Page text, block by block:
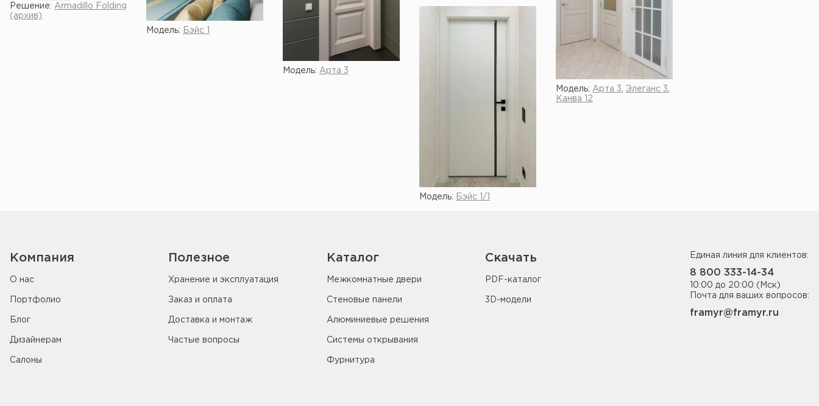
Решение: Armadillo Folding
(архив)
Модель: Бэйс 1
Модель: Арта 3
Модель: Арта 3 Элеганс 3
Канва 12
Модель: Бэйс 1/1
Показать ещё
Компания
О нас
Портфолио
Блог
Дизайнерам
Салоны
Полезное
Хранение и эксплуатация
Заказ и оплата
Доставка и монтаж
Частые вопросы
Каталог
Межкомнатные двери
Стеновые панели
Алюминиевые решения
Системы открывания
Фурнитура
Скачать
PDF-каталог
3D-модели
Единая линия для клиентов:
8 800 333-14-34
10:00 до 20:00 (Мск)
Почта для ваших вопросов:
framyr@framyr.ru